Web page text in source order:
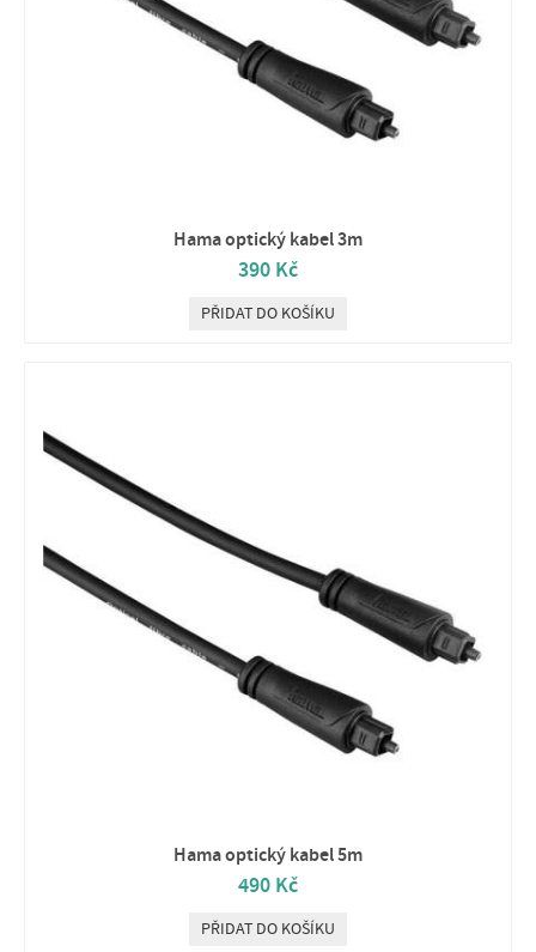
Hama optický kabel 3m
390 Kč
PŘIDAT DO KOŠÍKU
Hama optický kabel 5m
490 Kč
PŘIDAT DO KOŠÍKU